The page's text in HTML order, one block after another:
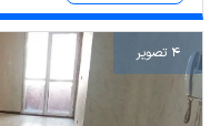
4 تصویر